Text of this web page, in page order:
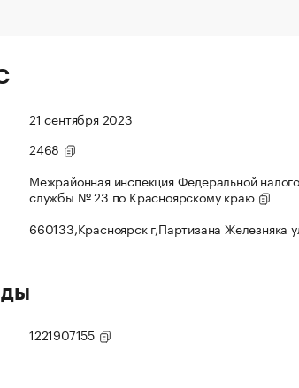
21 сентября 2023
2468
Межрайонная инспекция Федеральной
службы № 23 по Красноярскому краю
660133,Красноярск г,Партизана Железняка
1221907155